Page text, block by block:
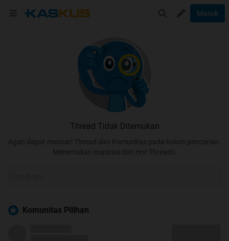
Masuk
Thread Tidak Ditemukan
Agan dapat mencari Thread dan Komunitas pada kolom pencarian.
Menemukan inspirasi dari Hot Threads.
Komunitas Pilihan